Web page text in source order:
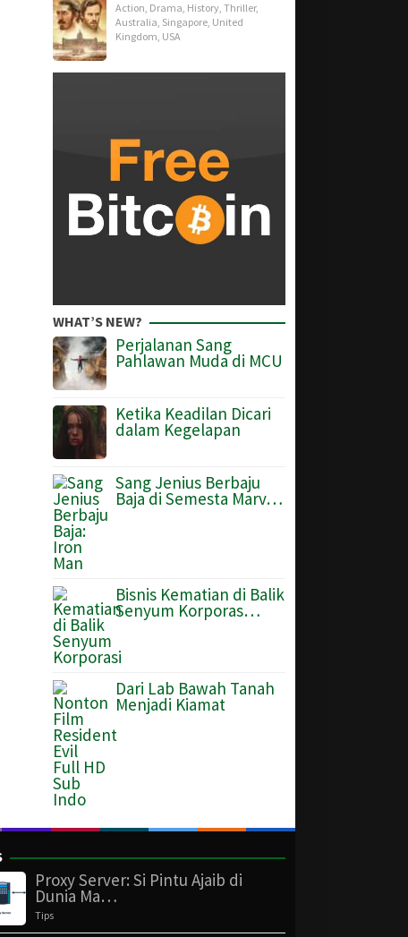
Action, Drama, History, Thriller,
Australia, Singapore, United
Kingdom, USA
WHAT’S NEW?
Perjalanan Sang
Pahlawan Muda di MCU
Ketika Keadilan Dicari
dalam Kegelapan
Sang Jenius Berbaju
Baja di Semesta Marv…
Bisnis Kematian di Balik
Senyum Korporas…
Dari Lab Bawah Tanah
Menjadi Kiamat
Proxy Server: Si Pintu Ajaib di
Dunia Ma…
Tips